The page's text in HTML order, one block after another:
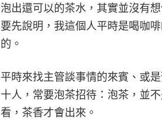
泡出還可以的茶水，其實並沒有
要先說明，我這個人平時是喝咖
的。
平時來找主管談事情的來賓、或
十人，常要泡茶招待：泡茶，並
看，茶香才會出來。